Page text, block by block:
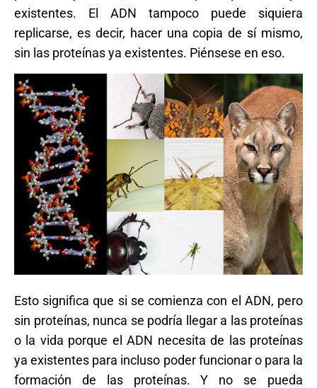
existentes. El ADN tampoco puede siquiera
replicarse, es decir, hacer una copia de sí mismo,
sin las proteínas ya existentes. Piénsese en eso.
Esto significa que si se comienza con el ADN, pero
sin proteínas, nunca se podría llegar a las proteínas
o la vida porque el ADN necesita de las proteínas
ya existentes para incluso poder funcionar o para la
formación de las proteínas. Y no se pueda